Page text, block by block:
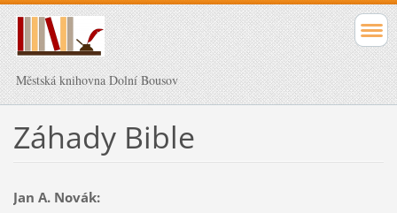
Městská knihovna Dolní Bousov
Záhady Bible
Jan A. Novák: